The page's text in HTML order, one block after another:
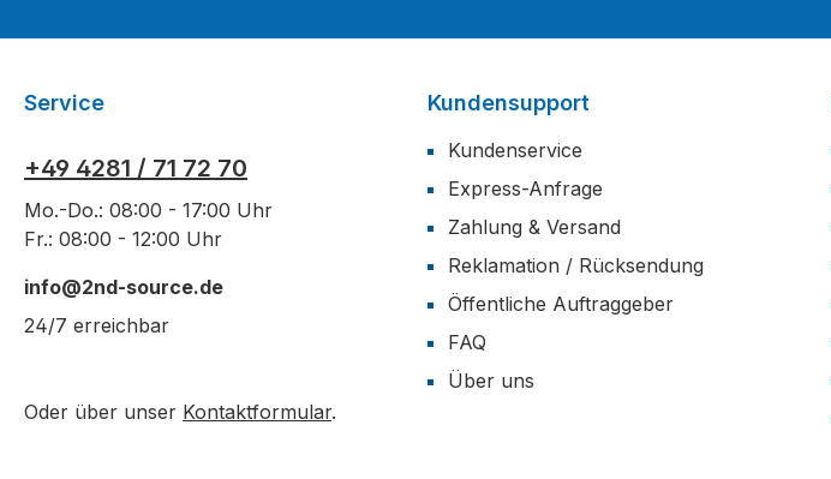
Service
+49 4281 / 71 72 70
Mo.-Do.: 08:00 - 17:00 Uhr
Fr.: 08:00 - 12:00 Uhr
info@2nd-source.de
24/7 erreichbar
Oder über unser Kontaktformular.
Kundensupport
Kundenservice
Express-Anfrage
Zahlung & Versand
Reklamation / Rücksendung
Öffentliche Auftraggeber
FAQ
Über uns